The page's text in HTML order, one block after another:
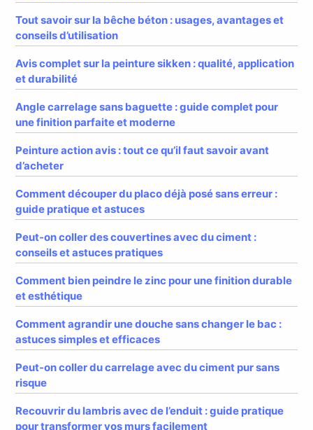
Tout savoir sur la bêche béton : usages, avantages et
conseils d’utilisation
Avis complet sur la peinture sikken : qualité, application
et durabilité
Angle carrelage sans baguette : guide complet pour
une finition parfaite et moderne
Peinture action avis : tout ce qu’il faut savoir avant
d’acheter
Comment découper du placo déjà posé sans erreur :
guide pratique et astuces
Peut-on coller des couvertines avec du ciment :
conseils et astuces pratiques
Comment bien peindre le zinc pour une finition durable
et esthétique
Comment agrandir une douche sans changer le bac :
astuces simples et efficaces
Peut-on coller du carrelage avec du ciment pur sans
risque
Recouvrir du lambris avec de l’enduit : guide pratique
pour transformer vos murs facilement